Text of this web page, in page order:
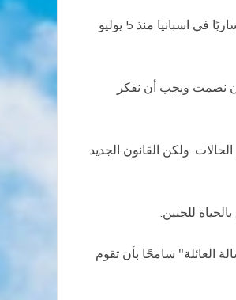
"لا يمكننا أن نصمت، يجب أن نتحرك"، بهذا العنوان وجهت مقاطعة ساراغوزا الكنسية وأبرشية خاكا رسالة معارضة لقانون الإجهاض الجديد الذي بات ساريًا في اسبانيا منذ 5 يوليو
نصمت ويجب أن نفكر
ولكن القانون الجديد
للجنين.
العائلة" سامحًا بأن تقوم